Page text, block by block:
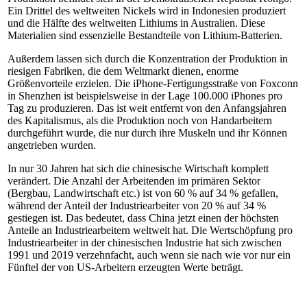
Ein Drittel des weltweiten Nickels wird in Indonesien produziert
und die Hälfte des weltweiten Lithiums in Australien. Diese
Materialien sind essenzielle Bestandteile von Lithium-Batterien.
Außerdem lassen sich durch die Konzentration der Produktion in
riesigen Fabriken, die dem Weltmarkt dienen, enorme
Größenvorteile erzielen. Die iPhone-Fertigungsstraße von Foxconn
in Shenzhen ist beispielsweise in der Lage 100.000 iPhones pro
Tag zu produzieren. Das ist weit entfernt von den Anfangsjahren
des Kapitalismus, als die Produktion noch von Handarbeitern
durchgeführt wurde, die nur durch ihre Muskeln und ihr Können
angetrieben wurden.
In nur 30 Jahren hat sich die chinesische Wirtschaft komplett
verändert. Die Anzahl der Arbeitenden im primären Sektor
(Bergbau, Landwirtschaft etc.) ist von 60 % auf 34 % gefallen,
während der Anteil der Industriearbeiter von 20 % auf 34 %
gestiegen ist. Das bedeutet, dass China jetzt einen der höchsten
Anteile an Industriearbeitern weltweit hat. Die Wertschöpfung pro
Industriearbeiter in der chinesischen Industrie hat sich zwischen
1991 und 2019 verzehnfacht, auch wenn sie nach wie vor nur ein
Fünftel der von US-Arbeitern erzeugten Werte beträgt.